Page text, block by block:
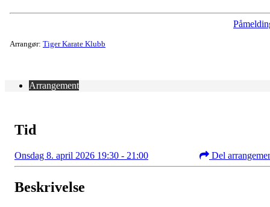
Arrangør: Tiger Karate Klubb
Arrangement
Tid
Onsdag 8. april 2026 19:30 - 21:00 Del
Beskrivelse